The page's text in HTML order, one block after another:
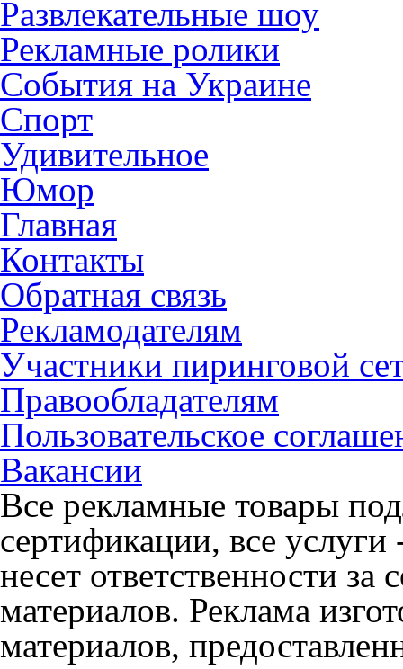
Развлекательные шоу
Рекламные ролики
События на Украине
Спорт
Удивительное
Юмор
Главная
Контакты
Обратная связь
Рекламодателям
Участники пиринговой
Правообладателям
Пользовательское
Вакансии
Все рекламные товары
сертификации, все
несет ответственности
материалов. Реклама
материалов,